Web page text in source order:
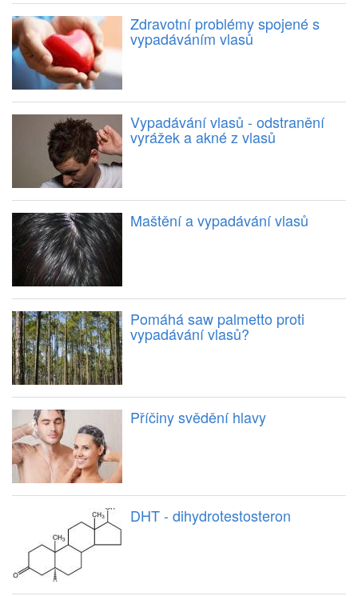
Zdravotní problémy spojené s
vypadáváním vlasů
Vypadávání vlasů - odstranění
vyrážek a akné z vlasů
Maštění a vypadávání vlasů
Pomáhá saw palmetto proti
vypadávání vlasů?
Příčiny svědění hlavy
DHT - dihydrotestosteron